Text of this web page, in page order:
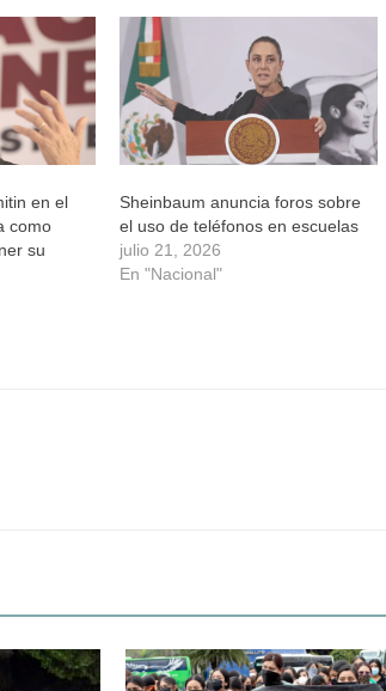
en el
como
su
Sheinbaum anuncia foros sobre
el uso de teléfonos en escuelas
julio 21, 2026
En "Nacional"